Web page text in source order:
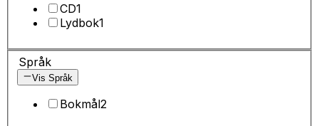
CD1
Lydbok1
Språk
Vis Språk
Bokmål2